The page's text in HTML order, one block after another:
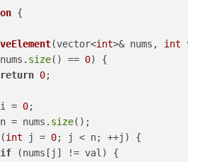
{
(vector<int>& nums, int
size() == 0) {
return 0;
i = 0;
n = nums. size();
(int j = 0; j < n; ++j) {
if (nums[j] != val) {